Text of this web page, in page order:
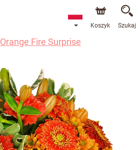
Koszyk Szukaj
Orange Fire Surprise